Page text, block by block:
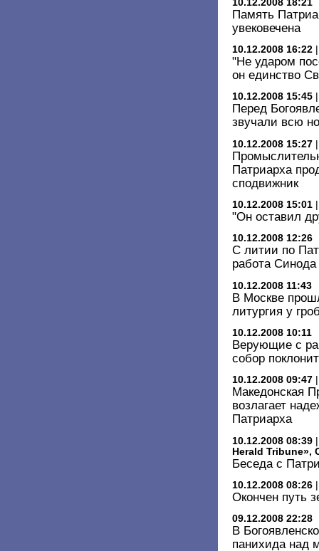
10.12.2008 18:21
Память
увековечена
10.12.2008 16:22
"Не ударом
он единство
10.12.2008 15:45
Перед
звучали всю
10.12.2008 15:27
Патриарха
сподвижник
10.12.2008 15:01
"Он оставил
10.12.2008 12:26
С литии по
работа
10.12.2008 11:43
В Москве
литургия у
10.12.2008 10:11
Верующие с
собор
10.12.2008 09:47
Македонская
возлагает
Патриарха
10.12.2008 08:39
Herald Tribune»,
Беседа с
10.12.2008 08:26
Окончен путь
09.12.2008 22:28
В
панихида над